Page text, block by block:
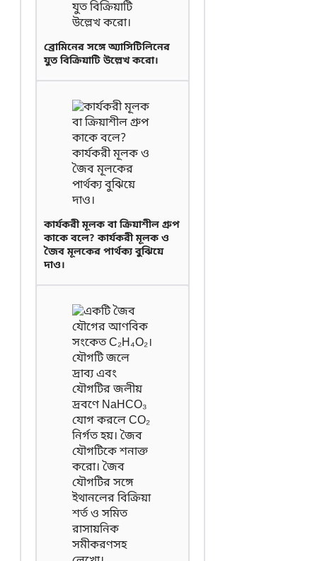
ব্রোমিনের সঙ্গে অ্যাসিটিলিনের
যুত বিক্রিয়াটি উল্লেখ করো।
কার্যকরী মূলক বা ক্রিয়াশীল গ্রুপ
কাকে বলে? কার্যকরী মূলক ও
জৈব মূলকের পার্থক্য বুঝিয়ে
দাও।